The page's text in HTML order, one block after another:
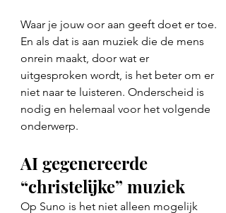
Waar je jouw oor aan geeft doet er toe.
En als dat is aan muziek die de mens
onrein maakt, door wat er
uitgesproken wordt, is het beter om er
niet naar te luisteren. Onderscheid is
nodig en helemaal voor het volgende
onderwerp.
AI gegenereerde
“christelijke” muziek
Op Suno is het niet alleen mogelijk